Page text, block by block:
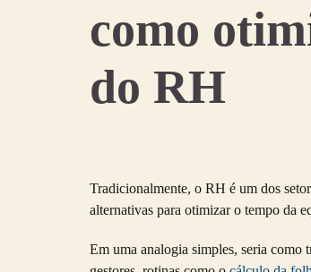
como
do RH
Tradicionalmente, o RH é um dos
alternativas para otimizar o tempo da
Em uma analogia simples, seria